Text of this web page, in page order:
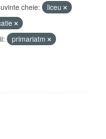
cheie:
liceu
primariatm